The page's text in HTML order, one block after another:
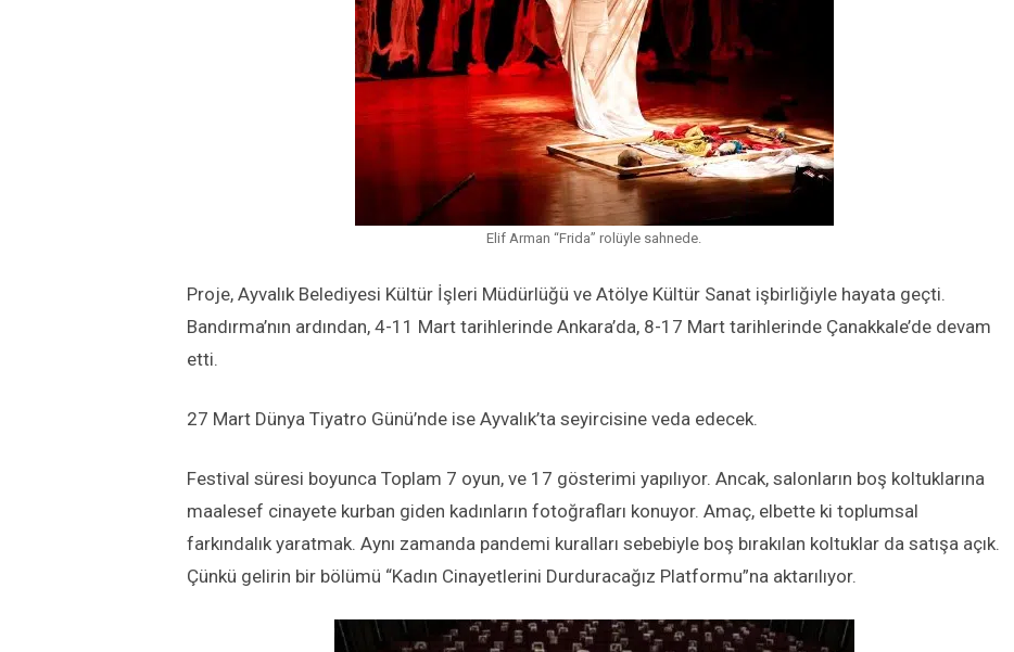
Elif Arman “Frida” rolüyle sahnede.
Proje, Ayvalık Belediyesi Kültür İşleri Müdürlüğü ve Atölye Kültür Sanat işbirliğiyle hayata geçti.
Bandırma’nın ardından, 4-11 Mart tarihlerinde Ankara’da, 8-17 Mart tarihlerinde Çanakkale’de devam
etti.
27 Mart Dünya Tiyatro Günü’nde ise Ayvalık’ta seyircisine veda edecek.
Festival süresi boyunca Toplam 7 oyun, ve 17 gösterimi yapılıyor. Ancak, salonların boş koltuklarına
maalesef cinayete kurban giden kadınların fotoğrafları konuyor. Amaç, elbette ki toplumsal
farkındalık yaratmak. Aynı zamanda pandemi kuralları sebebiyle boş bırakılan koltuklar da satışa açık.
Çünkü gelirin bir bölümü “Kadın Cinayetlerini Durduracağız Platformu”na aktarılıyor.